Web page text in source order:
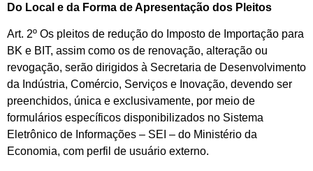
Do Local e da Forma de Apresentação dos Pleitos
Art. 2º Os pleitos de redução do Imposto de Importação para
BK e BIT, assim como os de renovação, alteração ou
revogação, serão dirigidos à Secretaria de Desenvolvimento
da Indústria, Comércio, Serviços e Inovação, devendo ser
preenchidos, única e exclusivamente, por meio de
formulários específicos disponibilizados no Sistema
Eletrônico de Informações – SEI – do Ministério da
Economia, com perfil de usuário externo.